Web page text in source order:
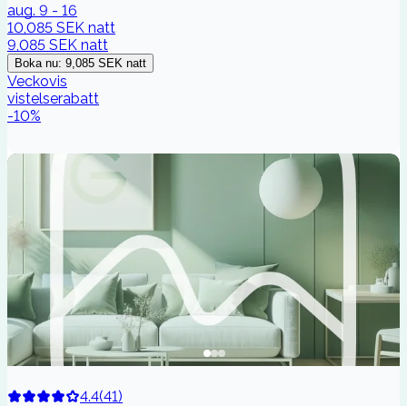
aug. 9 - 16
10,085 SEK natt
9,085 SEK natt
Boka nu: 9,085 SEK natt
Veckovis
vistelserabatt
-10%
4.4(41)